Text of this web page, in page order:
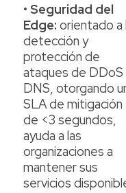
• Seguridad del
Edge: orientado a
detección y
protección de
ataques de DDoS
DNS, otorgando
SLA de mitigación
de <3 segundos,
ayuda a las
organizaciones a
mantener sus
servicios